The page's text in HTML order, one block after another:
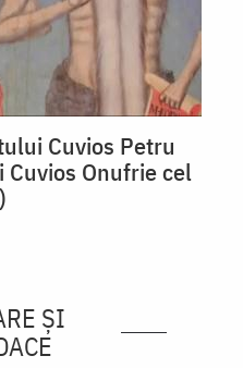
Cuvios Petru
Onufrie cel
ȘI